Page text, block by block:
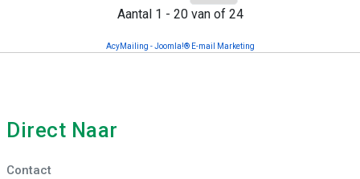
Aantal 1 - 20 van of 24
AcyMailing - Joomla!® E-mail Marketing
Direct Naar
Contact